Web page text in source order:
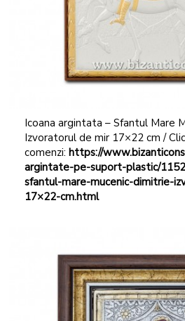
Icoana argintata – Sfantul Mare
Izvoratorul de mir 17×22 cm /
comenzi: https://
argintate-pe-suport-plastic/
sfantul-mare-mucenic-dimitrie-
17×22-cm.html